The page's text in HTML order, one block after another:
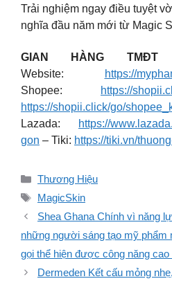
Trải nghiệm ngay điều tuyệt
nghĩa đầu năm mới từ Magic
GIAN HÀNG TMĐT
Website:
https://
Shopee:
https://
https://shopii.click/go/
Lazada:
https://
gon – Tiki: https://tiki.vn/
Danh
mục
Thương Hiệu
Thẻ
MagicSkin
Shea Ghana Chính vì năng
những người sáng tạo mỹ phẩm
gọi thể hiện được công năng
Dermeden Kết cấu mỏng